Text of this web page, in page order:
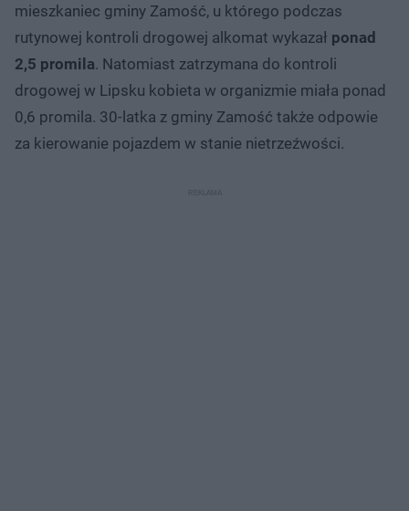
mieszkaniec gminy Zamość, u którego podczas
rutynowej kontroli drogowej alkomat wykazał ponad
2,5 promila. Natomiast zatrzymana do kontroli
drogowej w Lipsku kobieta w organizmie miała ponad
0,6 promila. 30-latka z gminy Zamość także odpowie
za kierowanie pojazdem w stanie nietrzeźwości.